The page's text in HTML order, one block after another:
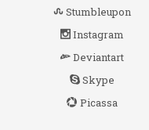
Stumbleupon
Instagram
Deviantart
Skype
Picassa